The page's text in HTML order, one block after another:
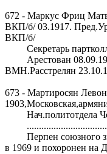
672 - Маркус Фриц
ВКП/б/ 03.1917.
ВКП/б/
Секретарь
Арестован
ВМН.Расстрелян
673 - Мартиросян
Нач.политотдела
Перпен союзного
в 1969 и похоронен на